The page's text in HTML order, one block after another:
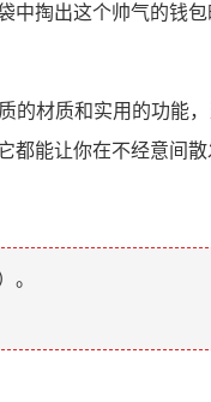
中掏出这个帅气的钱
的材质和实用的功
能让你在不经意间
。